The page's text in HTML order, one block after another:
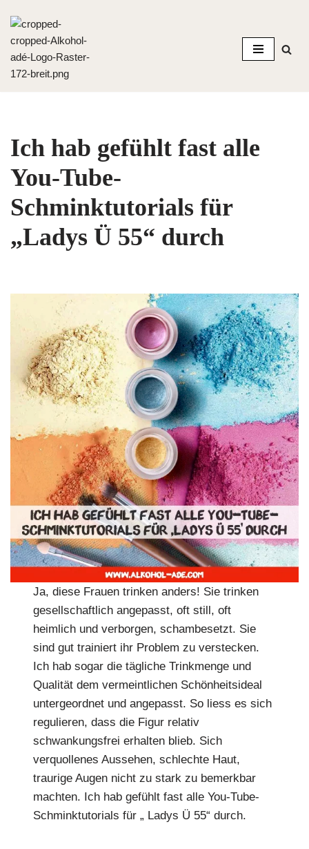
Zum
Inhalt
springen
Ich hab gefühlt fast alle
You-Tube-
Schminktutorials für
„Ladys Ü 55“ durch
Ja, diese Frauen trinken anders! Sie trinken
gesellschaftlich angepasst, oft still, oft
heimlich und verborgen, schambesetzt. Sie
sind gut trainiert ihr Problem zu verstecken.
Ich hab sogar die tägliche Trinkmenge und
Qualität dem vermeintlichen Schönheitsideal
untergeordnet und angepasst. So liess es sich
regulieren, dass die Figur relativ
schwankungsfrei erhalten blieb. Sich
verquollenes Aussehen, schlechte Haut,
traurige Augen nicht zu stark zu bemerkbar
machten. Ich hab gefühlt fast alle You-Tube-
Schminktutorials für „ Ladys Ü 55“ durch.